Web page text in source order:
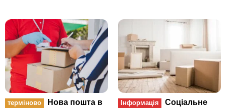
терміново
Нова пошта в
Інформація
Соціальне